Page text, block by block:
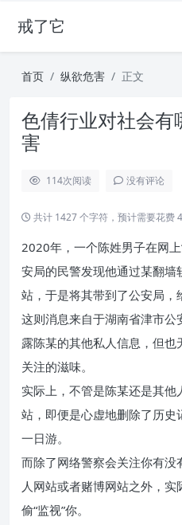
戒了它
首页 纵欲危害 正文
色倩行业对社会
害
114次阅读 没有评论
共计 1427 个字符，预计需要花费
2020年，一个陈姓男子在网
安局的民警发现他通过某翻
站，于是将其带到了公安局，
这则消息来自于湖南省津市
露陈某的其他私人信息，但
关注的滋味。
实际上，不管是陈某还是其
站，即便是心虚地删除了历
一日游。
而除了网络警察会关注你有
人网站或者赌博网站之外，
偷“监视”你。